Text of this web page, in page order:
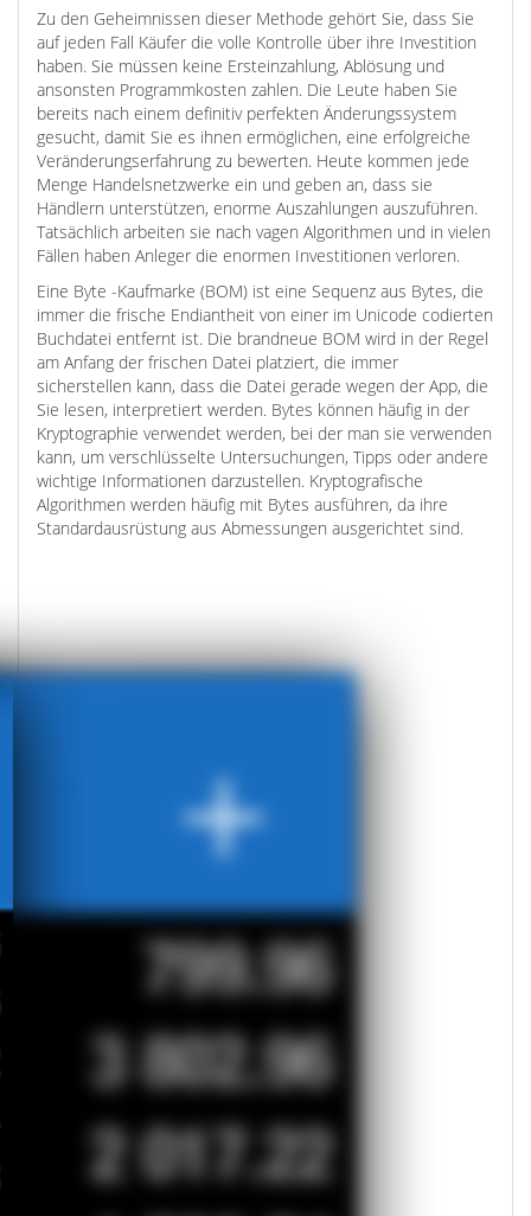
Zu den Geheimnissen dieser Methode gehört Sie, dass Sie
auf jeden Fall Käufer die volle Kontrolle über ihre Investition
haben. Sie müssen keine Ersteinzahlung, Ablösung und
ansonsten Programmkosten zahlen. Die Leute haben Sie
bereits nach einem definitiv perfekten Änderungssystem
gesucht, damit Sie es ihnen ermöglichen, eine erfolgreiche
Veränderungserfahrung zu bewerten. Heute kommen jede
Menge Handelsnetzwerke ein und geben an, dass sie
Händlern unterstützen, enorme Auszahlungen auszuführen.
Tatsächlich arbeiten sie nach vagen Algorithmen und in vielen
Fällen haben Anleger die enormen Investitionen verloren.
Eine Byte -Kaufmarke (BOM) ist eine Sequenz aus Bytes, die
immer die frische Endiantheit von einer im Unicode codierten
Buchdatei entfernt ist. Die brandneue BOM wird in der Regel
am Anfang der frischen Datei platziert, die immer
sicherstellen kann, dass die Datei gerade wegen der App, die
Sie lesen, interpretiert werden. Bytes können häufig in der
Kryptographie verwendet werden, bei der man sie verwenden
kann, um verschlüsselte Untersuchungen, Tipps oder andere
wichtige Informationen darzustellen. Kryptografische
Algorithmen werden häufig mit Bytes ausführen, da ihre
Standardausrüstung aus Abmessungen ausgerichtet sind.